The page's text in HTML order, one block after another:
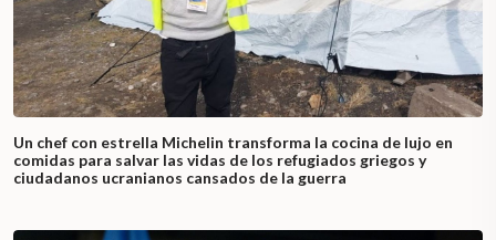
Un chef con estrella Michelin transforma la cocina de lujo en
comidas para salvar las vidas de los refugiados griegos y
ciudadanos ucranianos cansados de la guerra